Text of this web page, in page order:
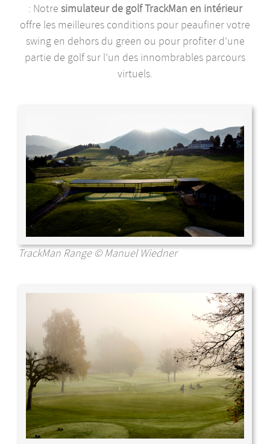
: Notre simulateur de golf TrackMan en intérieur
offre les meilleures conditions pour peaufiner votre
swing en dehors du green ou pour profiter d’une
partie de golf sur l’un des innombrables parcours
virtuels.
TrackMan Range © Manuel Wiedner